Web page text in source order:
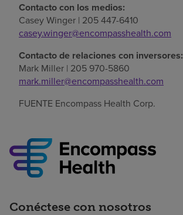
Contacto con los medios:
Casey Winger | 205 447-6410
casey.winger@encompasshealth.com
Contacto de relaciones con inversores:
Mark Miller | 205 970-5860
mark.miller@encompasshealth.com
FUENTE Encompass Health Corp.
Conéctese con nosotros